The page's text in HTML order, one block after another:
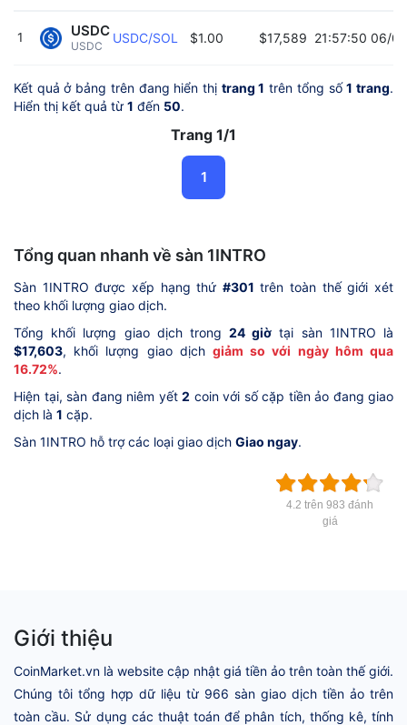
1
USDC
USDC USDC/SOL $1.00 $17,589 21:57:50 06/
Kết quả ở bảng trên đang hiển thị trang 1 trên tổng số1 trang.
Hiển thị kết quả từ 1 đến 50.
Trang 1/1
1
Tổng quan nhanh về sàn 1INTRO
Sàn 1INTRO được xếp hạng thứ #301 trên toàn thế giới xét
theo khối lượng giao dịch.
Tổng khối lượng giao dịch trong24 giờ tại sàn 1INTRO là
$17,603, khối lượng giao dịch giảm so với ngày hôm qua
16.72%.
Hiện tại, sàn đang niêm yết 2 coin với số cặp tiền ảo đang giao
dịch là 1 cặp.
Sàn 1INTRO hỗ trợ các loại giao dịch Giao ngay.
4.2 trên 983 đánh
giá
Giới thiệu
CoinMarket.vn là website cập nhật giá tiền ảo trên toàn thế giới.
Chúng tôi tổng hợp dữ liệu từ 966 sàn giao dịch tiền ảo trên
toàn cầu. Sử dụng các thuật toán để phân tích, thống kê, tính